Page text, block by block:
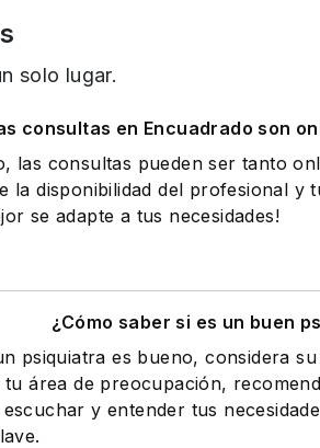
solo lugar.
consultas en Encuadrado son
las consultas pueden ser tanto
la disponibilidad del profesional y
se adapte a tus necesidades!
¿Cómo saber si es un buen
psiquiatra es bueno, considera
área de preocupación,
y entender tus